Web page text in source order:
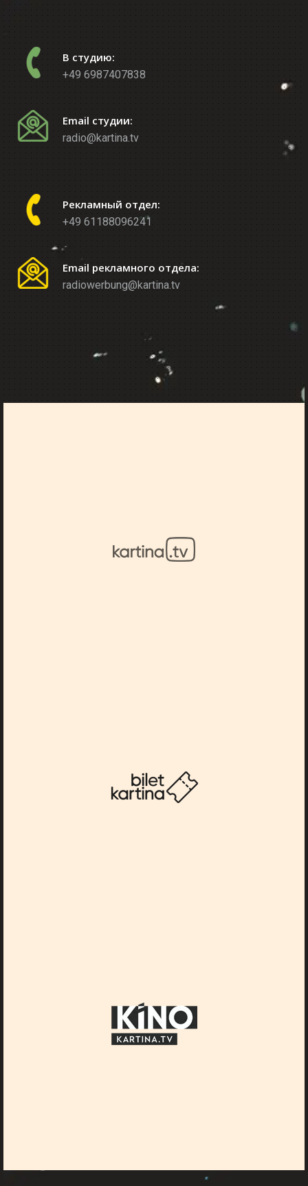
В студию:
+49 6987407838
Email студии:
radio@kartina.tv
Рекламный отдел:
+49 61188096241
Email рекламного отдела:
radiowerbung@kartina.tv